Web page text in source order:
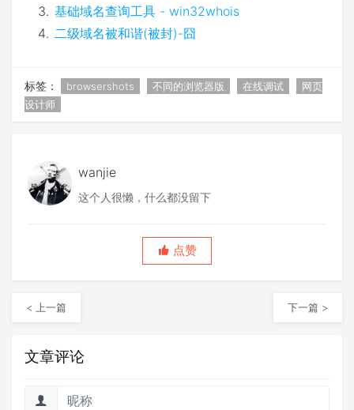
基础域名查询工具 - win32whois
二级域名被和谐(被封)-囧
标签： browsershots 不同的浏览器版 在线调试
网页
设计师
wanjie
这个人很懒，什么都没留下
点赞
< 上一篇 下一篇 >
文章评论